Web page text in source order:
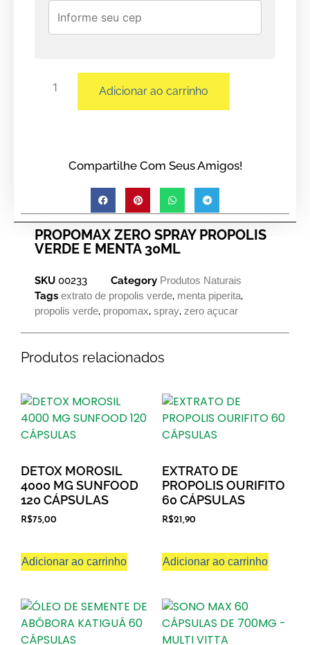
Adicionar ao carrinho
Compartilhe Com Seus Amigos!
PROPOMAX ZERO SPRAY PROPOLIS
VERDE E MENTA 30ML
SKU 00233 Category Produtos Naturais
Tags extrato de propolis verde, menta piperita,
propolis verde, propomax, spray, zero açucar
Produtos relacionados
DETOX MOROSIL
4000 MG SUNFOOD
120 CÁPSULAS
R$75,00
Adicionar ao carrinho
EXTRATO DE
PROPOLIS OURIFITO
60 CÁPSULAS
R$21,90
Adicionar ao carrinho